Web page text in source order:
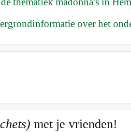
over het
met je vrienden!